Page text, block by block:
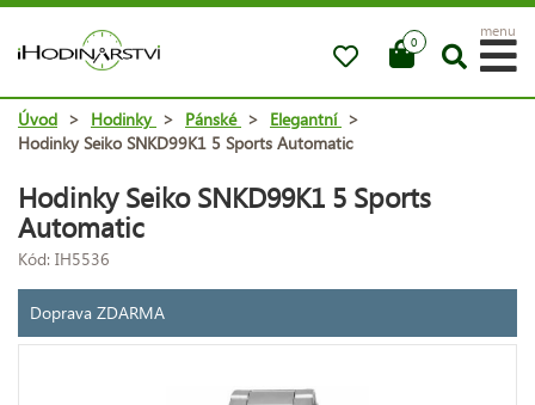
0
menu
Úvod > Hodinky > Pánské > Elegantní >
Hodinky Seiko SNKD99K1 5 Sports Automatic
Hodinky Seiko SNKD99K1 5 Sports
Automatic
Kód: IH5536
Doprava ZDARMA